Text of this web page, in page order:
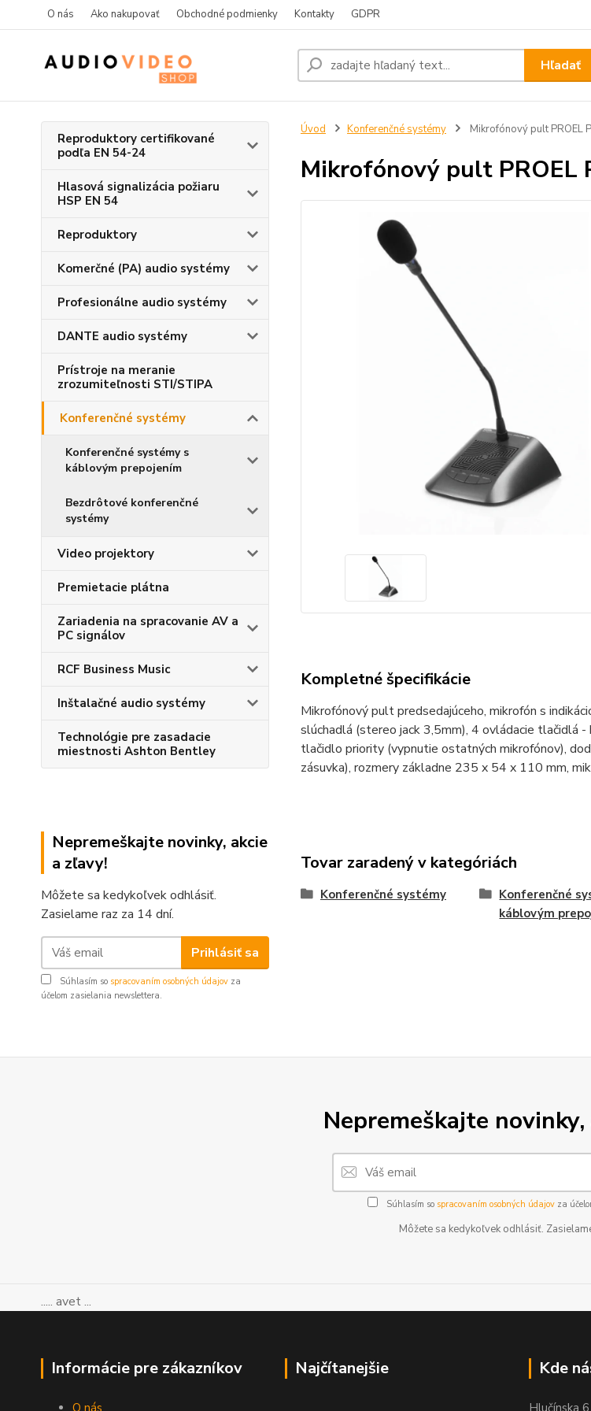
O nás Ako nakupovať Obchodné podmienky Kontakty GDPR
Hľadať
Reproduktory certifikované
podľa EN 54-24
Hlasová signalizácia požiaru
HSP EN 54
Reproduktory
Komerčné (PA) audio systémy
Profesionálne audio systémy
DANTE audio systémy
Prístroje na meranie
zrozumiteľnosti STI/STIPA
Konferenčné systémy
Konferenčné systémy s
káblovým prepojením
Bezdrôtové konferenčné
systémy
Video projektory
Premietacie plátna
Zariadenia na spracovanie AV a
PC signálov
RCF Business Music
Inštalačné audio systémy
Technológie pre zasadacie
miestnosti Ashton Bentley
Nepremeškajte novinky, akcie
a zľavy!
Môžete sa kedykoľvek odhlásiť.
Zasielame raz za 14 dní.
Prihlásiť sa
Súhlasím so spracovaním osobných údajov za
účelom zasielania newslettera.
Úvod Konferenčné systémy Mikrofónový pult PROEL
Mikrofónový pult PROEL
Kompletné špecifikácie
Mikrofónový pult predsedajúceho, mikrofón s
slúchadlá (stereo jack 3,5mm), 4 ovládacie tlačidlá
tlačidlo priority (vypnutie ostatných mikrofónov),
zásuvka), rozmery základne 235 x 54 x 110 mm,
Tovar zaradený v kategóriách
Konferenčné systémy
Konferenčné
káblovým
Nepremeškajte
Súhlasím so spracovaním osobných údajovza
Môžete sa kedykoľvek odhlásiť.
..... avet ...
Informácie pre zákazníkov
O nás
Najčítanejšie Kde
Hlučínska 6